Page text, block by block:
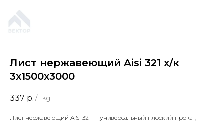
Лист нержавеющий Aisi 321 х/к
3х1500х3000
337 р. / 1 kg
Лист нержавеющий AISI 321 — универсальный плоский прокат,